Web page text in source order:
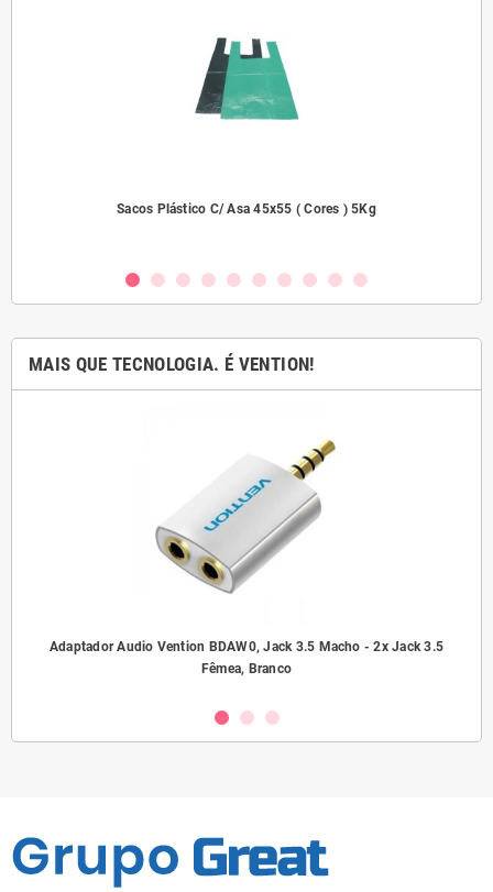
Sacos Plástico C/ Asa 45x55 ( Cores ) 5Kg
MAIS QUE TECNOLOGIA. É VENTION!
Adaptador Audio Vention BDAW0, Jack 3.5 Macho - 2x Jack 3.5
Fêmea, Branco